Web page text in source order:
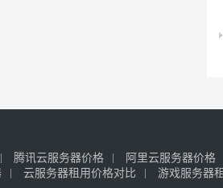
腾讯云服务器价格 阿里云服务器价格
云服务器租用价格对比
游戏服务器